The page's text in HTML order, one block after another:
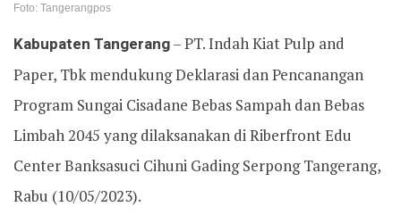
Foto: Tangerangpos
Kabupaten Tangerang– PT. Indah Kiat Pulp and
Paper, Tbk mendukung Deklarasi dan Pencanangan
Program Sungai Cisadane Bebas Sampah dan Bebas
Limbah 2045 yang dilaksanakan di Riberfront Edu
Center Banksasuci Cihuni Gading Serpong Tangerang,
Rabu (10/05/2023).